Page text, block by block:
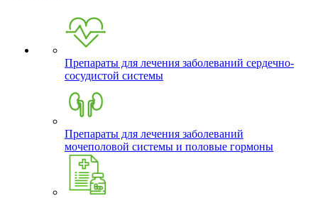
Препараты для лечения заболеваний сердечно-
сосудистой системы
Препараты для лечения заболеваний
мочеполовой системы и половые гормоны